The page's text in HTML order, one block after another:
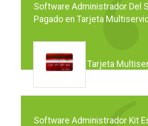
Software Administrador Del
Pagado en Tarjeta
Tarjeta
Software Administrador Kit